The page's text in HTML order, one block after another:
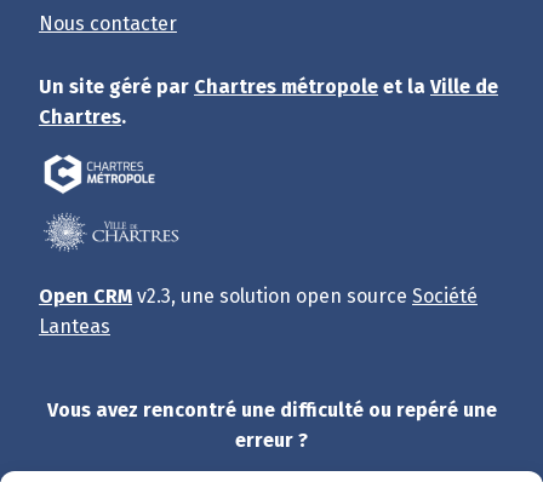
Nous contacter
Un site géré par Chartres métropole et la Ville de
Chartres.
Open CRM v2.3, une solution open source Société
Lanteas
Vous avez rencontré une difficulté ou repéré une
erreur ?